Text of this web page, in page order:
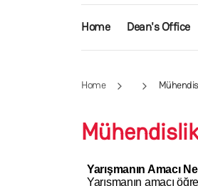
Main
Home Dean's Office
Home
Yarışmanın Amacı
Yarışmanın amacı